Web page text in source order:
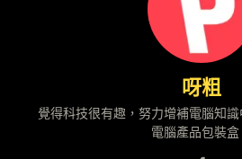
呀粗
覺得科技很有趣，努力增補電腦知
電腦產品包裝盒